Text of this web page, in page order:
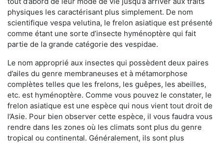
physiques les caractérisant plus simplement. De nom
scientifique vespa velutina, le frelon asiatique est présenté
comme étant une sorte d’insecte hyménoptère qui fait
partie de la grande catégorie des vespidae.
Le nom approprié aux insectes qui possèdent deux paires
d’ailes du genre membraneuses et à métamorphose
complètes telles que les frelons, les guêpes, les abeilles,
etc. est hyménoptère. Comme vous pouvez le constater, le
frelon asiatique est une espèce qui nous vient tout droit de
l’Asie. Pour bien observer cette espèce, il vous faudra vous
rendre dans les zones où les climats sont plus du genre
tropical ou continental. Généralement, ils sont plus